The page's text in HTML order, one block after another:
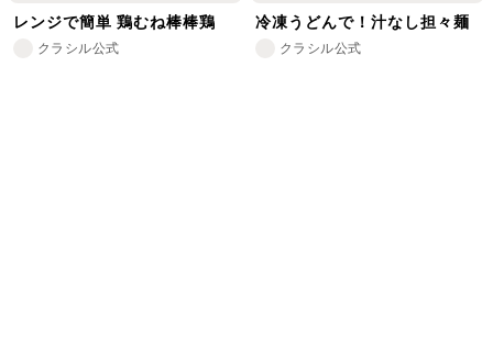
レンジで簡単 鶏むね棒棒鶏
クラシル公式
冷凍うどんで！汁なし担々麺
クラシル公式